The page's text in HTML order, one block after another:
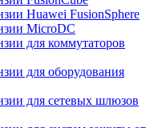
Huawei FusionSphere
MicroDC
для коммутаторов
для оборудования
для сетевых шлюзов